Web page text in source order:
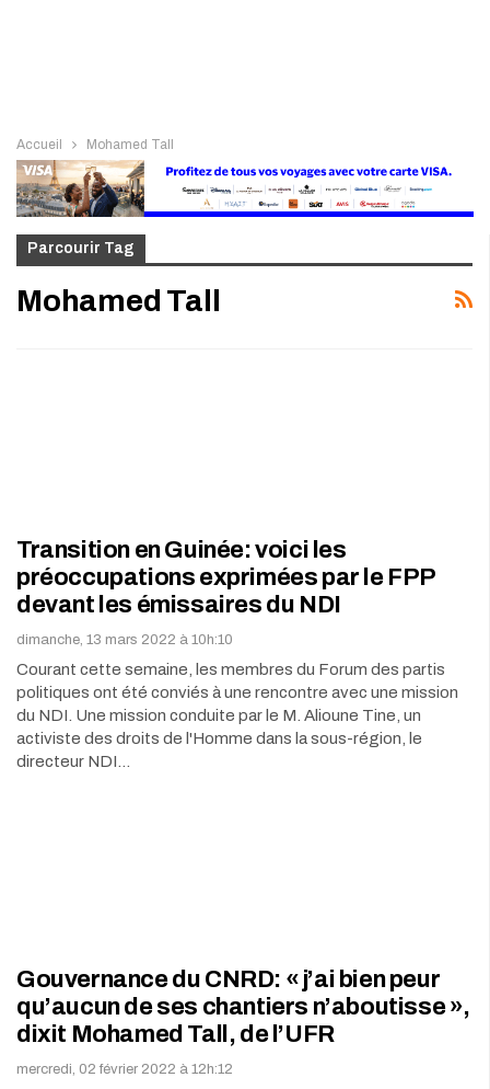
Accueil Mohamed Tall
Parcourir Tag
Mohamed Tall
Transition en Guinée: voici les
préoccupations exprimées par le FPP
devant les émissaires du NDI
dimanche, 13 mars 2022 à 10h:10
Courant cette semaine, les membres du Forum des partis
politiques ont été conviés à une rencontre avec une mission
du NDI. Une mission conduite par le M. Alioune Tine, un
activiste des droits de l'Homme dans la sous-région, le
directeur NDI…
Gouvernance du CNRD: « j’ai bien peur
qu’aucun de ses chantiers n’aboutisse »,
dixit Mohamed Tall, de l’UFR
mercredi, 02 février 2022 à 12h:12